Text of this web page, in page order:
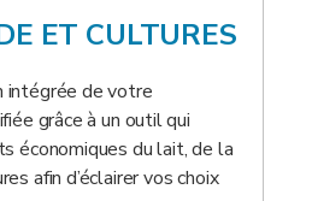
ET CULTURES
intégrée de votre
grâce à un outil qui
économiques du lait, de la
afin d’éclairer vos choix